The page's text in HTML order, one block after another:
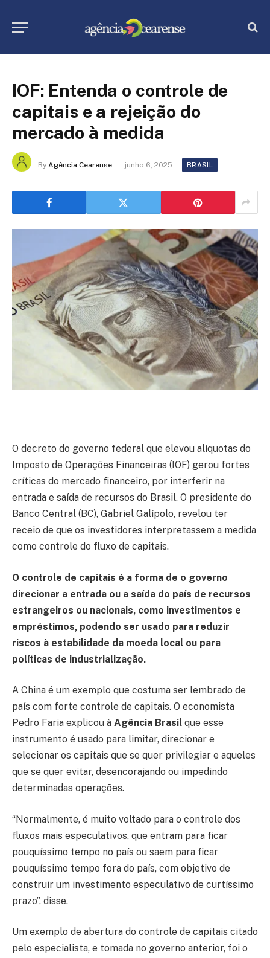
IOF: Entenda o controle de
capitais e a rejeição do
mercado à medida
By Agência Cearense junho 6, 2025 BRASIL
O decreto do governo federal que elevou alíquotas do
Imposto de Operações Financeiras (IOF) gerou fortes
críticas do mercado financeiro, por interferir na
entrada e saída de recursos do Brasil. O presidente do
Banco Central (BC), Gabriel Galípolo, revelou ter
receio de que os investidores interpretassem a medida
como controle do fluxo de capitais.
O controle de capitais é a forma de o governo
direcionar a entrada ou a saída do país de recursos
estrangeiros ou nacionais, como investimentos e
empréstimos, podendo ser usado para reduzir
riscos à estabilidade da moeda local ou para
políticas de industrialização.
A China é um exemplo que costuma ser lembrado de
país com forte controle de capitais. O economista
Pedro Faria explicou à Agência Brasil que esse
instrumento é usado para limitar, direcionar e
selecionar os capitais que se quer privilegiar e aqueles
que se quer evitar, desencorajando ou impedindo
determinadas operações.
“Normalmente, é muito voltado para o controle dos
fluxos mais especulativos, que entram para ficar
pouquíssimo tempo no país ou saem para ficar
pouquíssimo tempo fora do país, com objetivo de
construir um investimento especulativo de curtíssimo
prazo”, disse.
Um exemplo de abertura do controle de capitais citado
pelo especialista, e tomada no governo anterior, foi o